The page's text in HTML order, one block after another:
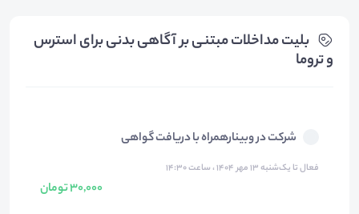
بلیت‌ مداخلات مبتنی بر آگاهی بدنی برای استرس
و تروما
شرکت در وبینارهمراه با دریافت گواهی
فعال تا یک‌شنبه ۱۳ مهر ۱۴۰۴ ، ساعت ۱۴:۳۰
30,000 تومان